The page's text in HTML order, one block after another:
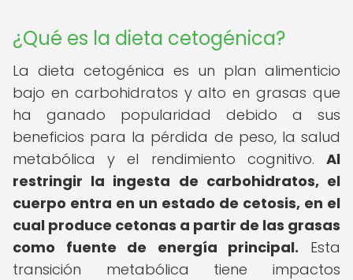
¿Qué es la dieta cetogénica?
La dieta cetogénica es un plan alimenticio
bajo en carbohidratos y alto en grasas que
ha ganado popularidad debido a sus
beneficios para la pérdida de peso, la salud
metabólica y el rendimiento cognitivo. Al
restringir la ingesta de carbohidratos, el
cuerpo entra en un estado de cetosis, en el
cual produce cetonas a partir de las grasas
como fuente de energía principal. Esta
transición metabólica tiene impactos